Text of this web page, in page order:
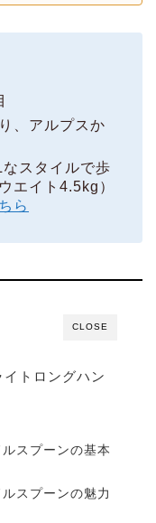
、アルプスか
スタイルで歩
エイト4.5kg）
ら
CLOSE
トロングハン
スプーンの基本
スプーンの魅力